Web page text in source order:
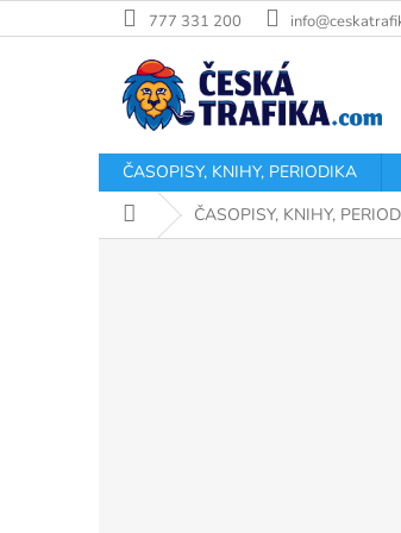
na
777 331 200
ČASOPISY, KNIHY, PERIODIKA
Domů ČASOPISY, KNIHY,